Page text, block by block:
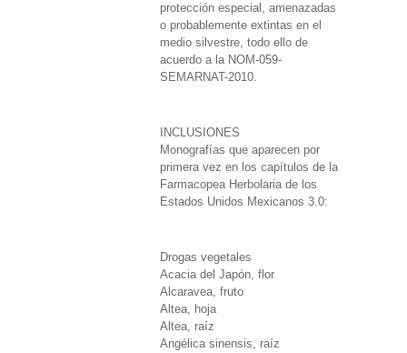
protección especial, amenazadas
o probablemente extintas en el
medio silvestre, todo ello de
acuerdo a la NOM-059-
SEMARNAT-2010.
INCLUSIONES
Monografías que aparecen por
primera vez en los capítulos de la
Farmacopea Herbolaria de los
Estados Unidos Mexicanos 3.0:
Drogas vegetales
Acacia del Japón, flor
Alcaravea, fruto
Altea, hoja
Altea, raíz
Angélica sinensis, raíz